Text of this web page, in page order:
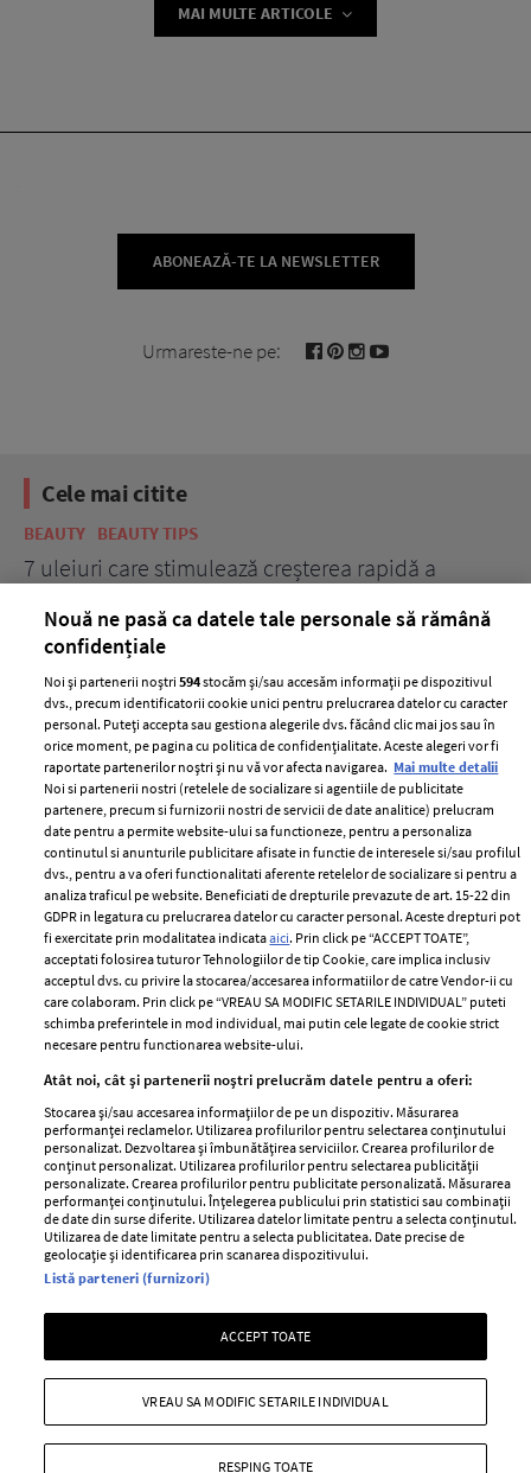
MAI MULTE ARTICOLE
ABONEAZĂ-TE LA NEWSLETTER
Urmareste-ne pe:
Cele mai citite
BEAUTY BEAUTY TIPS
7 uleiuri care stimulează creșterea rapidă a
ELLE Style Awards
2024
Despre ELLE
Romania
Contact
Abonamente
Termeni si conditii
Politica de
confidențialitate
Politica de cookies
Publicitate
GSP
Unica
Baby
Retete
femei
Viva
Avantaje
Retete practice
Pariază responsabil! Decizia ONJN nr. 821/25.09.2025.
Jocurile de noroc sunt interzise minorilor.
Copyright © 2026 Ringier Romania SRL
Nouă ne pasă ca datele tale personale să rămână
confidențiale
Noi și partenerii noștri594stocăm și/sau accesăm informații pe dispozitivul
dvs., precum identificatorii cookie unici pentru prelucrarea datelor cu caracter
personal. Puteți accepta sau gestiona alegerile dvs. făcând clic mai jos sau în
orice moment, pe pagina cu politica de confidențialitate. Aceste alegeri vor fi
raportate partenerilor noștri și nu vă vor afecta navigarea. Mai multe detalii
Noi si partenerii nostri (retelele de socializare si agentiile de publicitate
partenere, precum si furnizorii nostri de servicii de date analitice) prelucram
date pentru a permite website-ului sa functioneze, pentru a personaliza
continutul si anunturile publicitare afisate in functie de interesele si/sau profilul
dvs., pentru a va oferi functionalitati aferente retelelor de socializare si pentru a
analiza traficul pe website. Beneficiati de drepturile prevazute de art. 15-22 din
GDPR in legatura cu prelucrarea datelor cu caracter personal. Aceste drepturi pot
fi exercitate prin modalitatea indicataaici. Prin click pe “ACCEPT TOATE”,
acceptati folosirea tuturor Tehnologiilor de tip Cookie, care implica inclusiv
acceptul dvs. cu privire la stocarea/accesarea informatiilor de catre Vendor-ii cu
care colaboram. Prin click pe “VREAU SA MODIFIC SETARILE INDIVIDUAL” puteti
schimba preferintele in mod individual, mai putin cele legate de cookie strict
necesare pentru functionarea website-ului.
Atât noi, cât și partenerii noștri prelucrăm datele pentru a oferi:
Stocarea și/sau accesarea informațiilor de pe un dispozitiv. Măsurarea
performanței reclamelor. Utilizarea profilurilor pentru selectarea conținutului
personalizat. Dezvoltarea și îmbunătățirea serviciilor. Crearea profilurilor de
conținut personalizat. Utilizarea profilurilor pentru selectarea publicității
personalizate. Crearea profilurilor pentru publicitate personalizată. Măsurarea
performanței conținutului. Înțelegerea publicului prin statistici sau combinații
de date din surse diferite. Utilizarea datelor limitate pentru a selecta conținutul.
Utilizarea de date limitate pentru a selecta publicitatea. Date precise de
geolocație și identificarea prin scanarea dispozitivului.
Listă parteneri (furnizori)
ACCEPT TOATE
RESPING TOATE
VREAU SA MODIFIC SETARILE INDIVIDUAL